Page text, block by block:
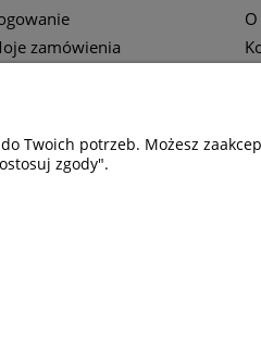
zamówienia
Twoich potrzeb. Możesz
zgody".